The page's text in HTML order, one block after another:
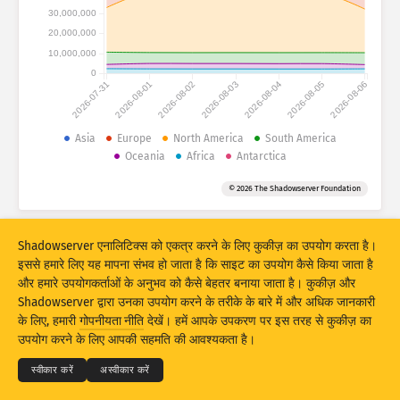
हमले के आँकड़े: डिवाइसेज़
सहायता
नवीनतम रूप दें रीसेट करें
PNG के रूप में डाउनलोड करें
2026-07-31 2026-08-01 2026-08-02 2026-08-03 2026-08-04 2026-08-05 2026-08-06
0
10,000,000
20,000,000
30,000,000
Asia Europe North America
South America
Oceania
Africa Antarctica
© 2026 The Shadowserver Foundation
© 2026THE SHADOWSERVER FOUNDATION
गोपनीयता एवं शर्तें
हमसे संपर्क करें क्रेडिट्स
Shadowserver एनालिटिक्स को एकत्र करने के लिए कुकीज़ का उपयोग करता है।
इससे हमारे लिए यह मापना संभव हो जाता है कि साइट का उपयोग कैसे किया जाता है
और हमारे उपयोगकर्ताओं के अनुभव को कैसे बेहतर बनाया जाता है। कुकीज़ और
Shadowserver द्वारा उनका उपयोग करने के तरीके के बारे में और अधिक जानकारी
के लिए, हमारीगोपनीयता नीति देखें। हमें आपके उपकरण पर इस तरह से कुकीज़ का
उपयोग करने के लिए आपकी सहमति की आवश्यकता है।
स्वीकार करें अस्वीकार करें